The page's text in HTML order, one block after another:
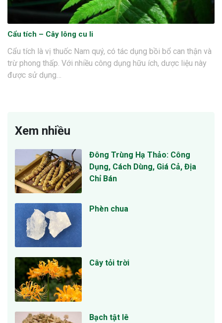
Cẩu tích – Cây lông cu li
Cẩu tích là vị thuốc Nam quý, có tác dụng bồi bổ can thận và
trừ phong thấp. Với nhiều công dụng hữu ích, dược liệu này
được sử dụng…
Xem nhiều
Đông Trùng Hạ Thảo: Công
Dụng, Cách Dùng, Giá Cả, Địa
Chỉ Bán
Phèn chua
Cây tỏi trời
Bạch tật lê